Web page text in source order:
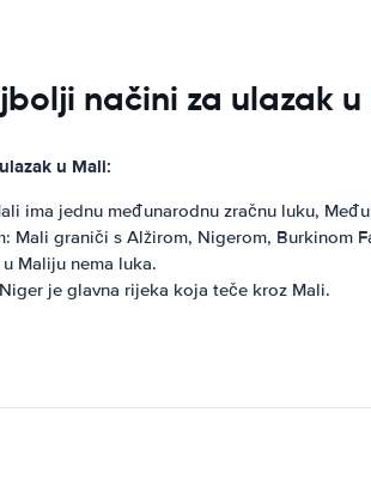
načini za ulazak u
u Mali:
ima jednu međunarodnu zračnu luku,
Mali graniči s Alžirom, Nigerom, Burkinom
Maliju nema luka.
je glavna rijeka koja teče kroz Mali.